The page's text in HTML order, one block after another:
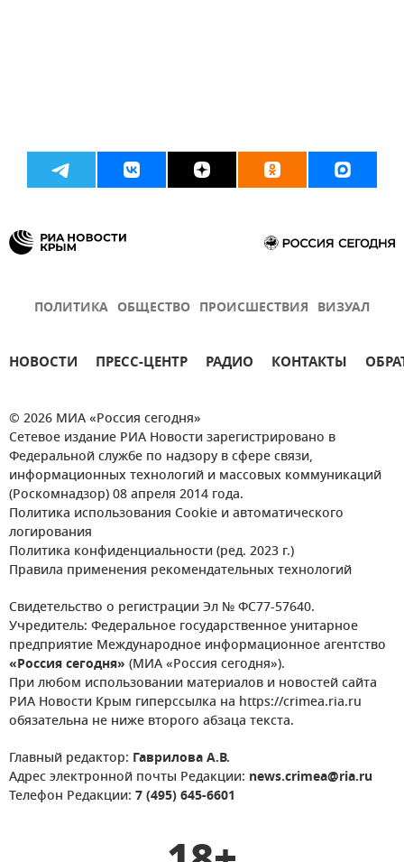
ПОЛИТИКА ОБЩЕСТВО ПРОИСШЕСТВИЯ ВИЗУАЛ
НОВОСТИ ПРЕСС-ЦЕНТР РАДИО КОНТАКТЫ
© 2026 МИА «Россия сегодня»
Сетевое издание РИА Новости зарегистрировано в
Федеральной службе по надзору в сфере связи,
информационных технологий и массовых коммуникаций
(Роскомнадзор) 08 апреля 2014 года.
Политика использования Cookie и автоматического
логирования
Политика конфиденциальности (ред. 2023 г.)
Правила применения рекомендательных технологий
Свидетельство о регистрации Эл № ФС77-57640.
Учредитель: Федеральное государственное унитарное
предприятие Международное информационное агентство
«Россия сегодня» (МИА «Россия сегодня»).
При любом использовании материалов и новостей сайта
РИА Новости Крым гиперссылка на https://crimea.ria.ru
обязательна не ниже второго абзаца текста.
Главный редактор: Гаврилова А.В.
Адрес электронной почты Редакции: news.crimea@ria.ru
Телефон Редакции: 7 (495) 645-6601